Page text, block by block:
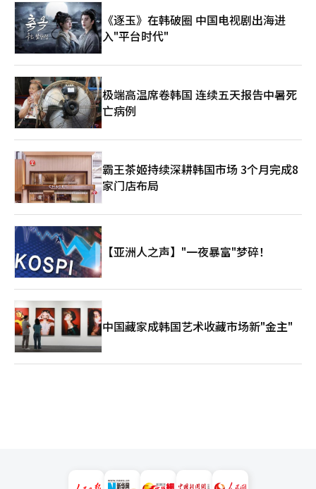
《逐玉》在韩破圈 中国电视剧出海进
入"平台时代"
极端高温席卷韩国 连续五天报告中暑死
亡病例
霸王茶姬持续深耕韩国市场 3个月完成8
家门店布局
【亚洲人之声】"一夜暴富"梦碎！
中国藏家成韩国艺术收藏市场新"金主"